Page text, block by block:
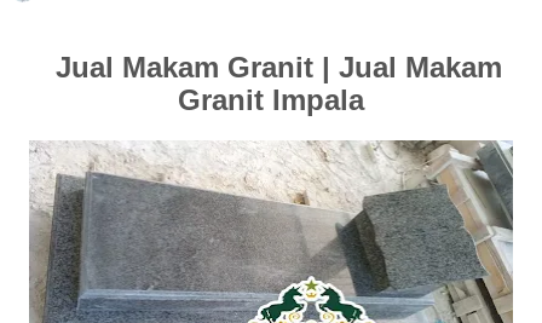
Jual Makam Granit | Jual Makam
Granit Impala